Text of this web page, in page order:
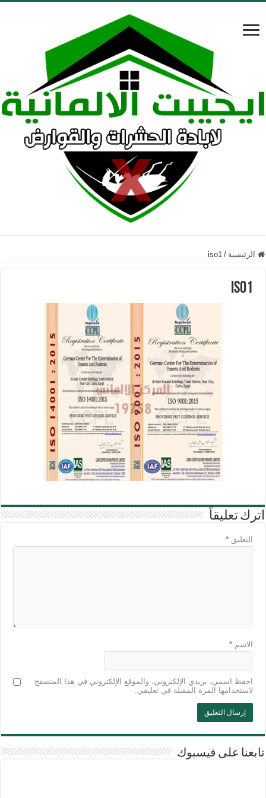
الرئيسية /
iso1
iso1
اترك تعليقاً
التعليق*
الاسم*
احفظ اسمي، بريدي الإلكتروني، والموقع الإلكتروني في هذا المتصفح
لاستخدامها المرة المقبلة في تعليقي.
تابعنا على فيسبوك